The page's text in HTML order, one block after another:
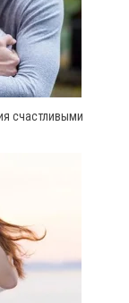
счастливыми